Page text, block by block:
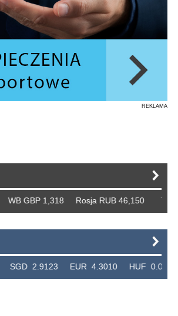
REKLAMA
Rosja RUB 46,150 Tydzień
EUR 4.3010 HUF 0.011741